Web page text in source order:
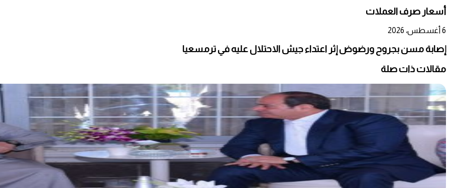
أسعار صرف العملات
6 أغسطس، 2026
إصابة مسن بجروح ورضوض إثر اعتداء جيش الاحتلال عليه في ترمسعيا
مقالات ذات صلة